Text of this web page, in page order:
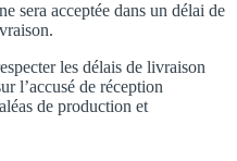
sera acceptée dans un délai de
les délais de livraison
l’accusé de réception
de production et